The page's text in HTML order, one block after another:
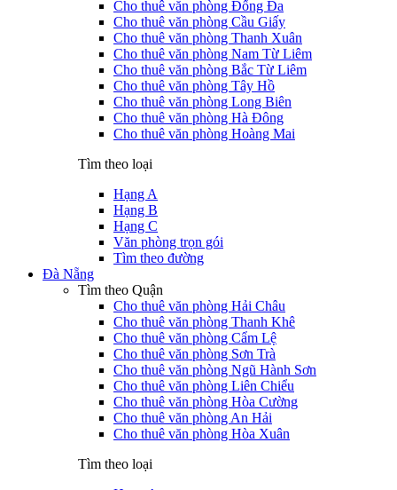
Cho thuê văn phòng Đống Đa
Cho thuê văn phòng Cầu Giấy
Cho thuê văn phòng Thanh Xuân
Cho thuê văn phòng Nam Từ Liêm
Cho thuê văn phòng Bắc Từ Liêm
Cho thuê văn phòng Tây Hồ
Cho thuê văn phòng Long Biên
Cho thuê văn phòng Hà Đông
Cho thuê văn phòng Hoàng Mai
Tìm theo loại
Hạng A
Hạng B
Hạng C
Văn phòng trọn gói
Tìm theo đường
Đà Nẵng
Tìm theo Quận
Cho thuê văn phòng Hải Châu
Cho thuê văn phòng Thanh Khê
Cho thuê văn phòng Cẩm Lệ
Cho thuê văn phòng Sơn Trà
Cho thuê văn phòng Ngũ Hành Sơn
Cho thuê văn phòng Liên Chiểu
Cho thuê văn phòng Hòa Cường
Cho thuê văn phòng An Hải
Cho thuê văn phòng Hòa Xuân
Tìm theo loại